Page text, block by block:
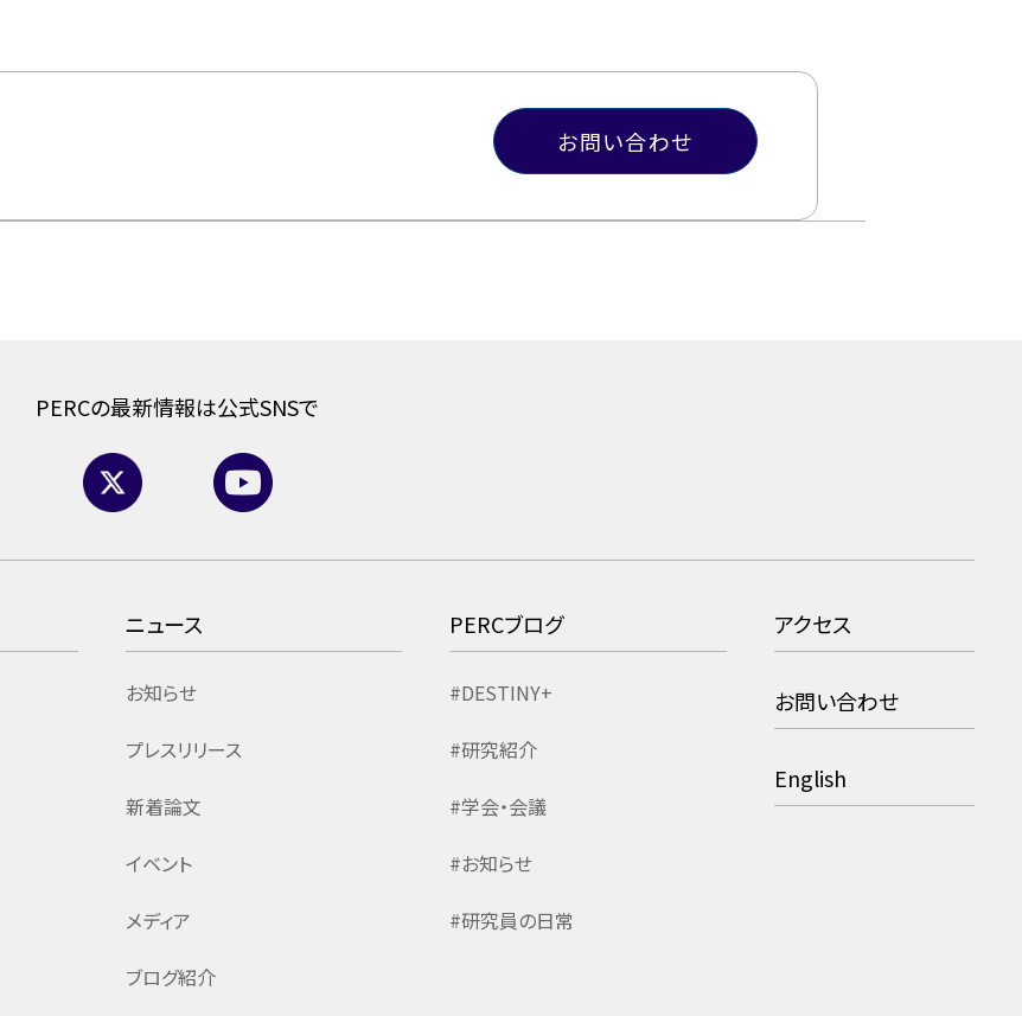
お問い合わせ
PERCの最新情報は公式SNSで
ニュース
お知らせ
プレスリリース
新着論文
イベント
メディア
ブログ紹介
PERCブログ
#DESTINY+
#研究紹介
#学会・会議
#お知らせ
#研究員の日常
アクセス
お問い合わせ
English